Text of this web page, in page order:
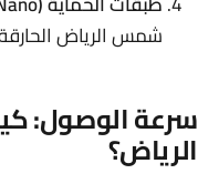
شمس الرياض
سرعة الوصول:
الرياض؟